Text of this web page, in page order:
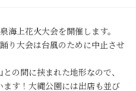
海上花火大会を開催します。
り大会は台風のために中止させ
の間に挟まれた地形なので、
す！大縄公園には出店も並び